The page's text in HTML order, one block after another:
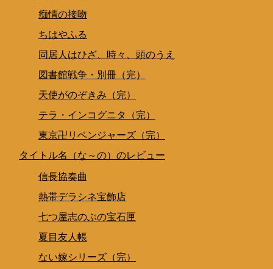
痴情の接吻
ちはやふる
同居人はひざ、時々、頭のうえ
図書館戦争・別冊（完）
天使がのぞきみ（完）
テラ・インコグニタ（完）
東京卍リベンジャーズ（完）
タイトル名（な～の）のレビュー
信長協奏曲
熱帯デラシネ宝飾店
七つ屋志のぶの宝石匣
夏目友人帳
ない嫁シリーズ（完）